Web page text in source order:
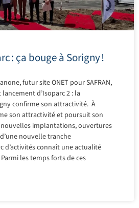
: ça bouge à Sorigny !
futur site ONET pour SAFRAN,
d’Isoparc 2 : la
confirme son attractivité. À
son attractivité et poursuit son
implantations, ouvertures
nouvelle tranche
d’activités connaît une actualité
les temps forts de ces